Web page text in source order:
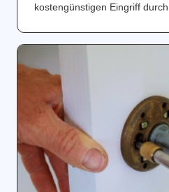
kostengünstigen Eingriff